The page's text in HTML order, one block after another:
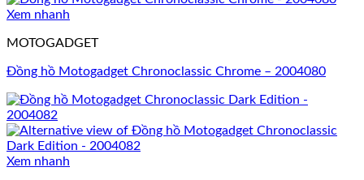
Xem nhanh
MOTOGADGET
Đồng hồ Motogadget Chronoclassic Chrome – 2004080
Xem nhanh